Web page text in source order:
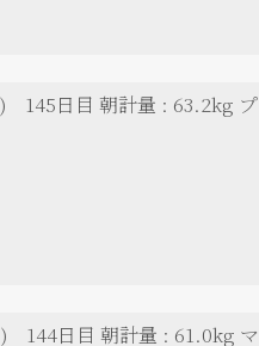
) 145日目 朝計量 : 63.2kg プ
) 144日目 朝計量 : 61.0kg マ